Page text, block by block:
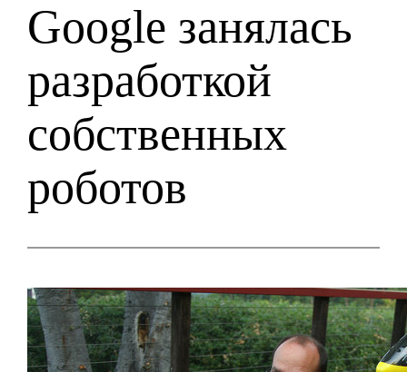
Google занялась
разработкой
собственных
роботов